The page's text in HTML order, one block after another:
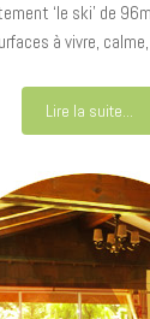
‘le ski’ de
à vivre,
Lire la suite...